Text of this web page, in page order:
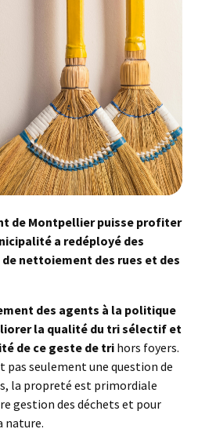
de Montpellier puisse profiter
a redéployé des
nettoiement des rues et des
des agents à la politique
la qualité du tri sélectif et
de ce geste de tri hors foyers.
pas seulement une question de
la propreté est primordiale
gestion des déchets et pour
nature.